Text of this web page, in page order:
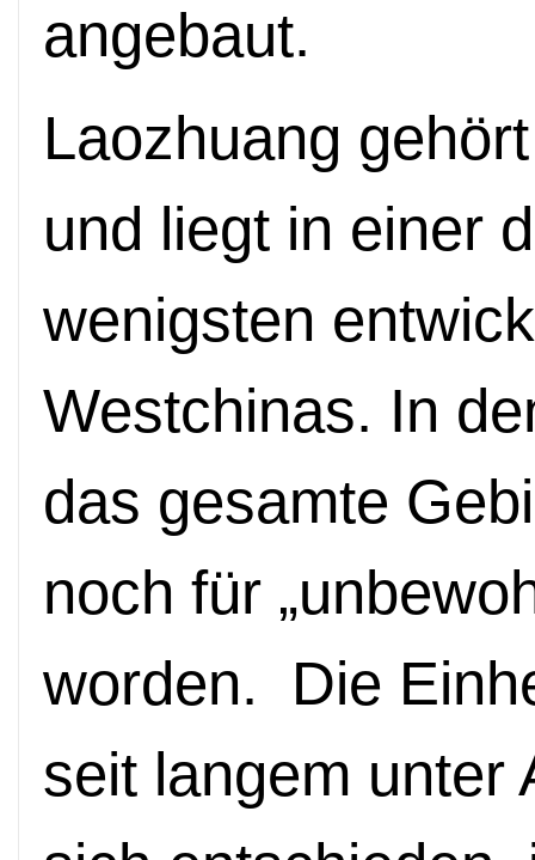
angebaut.
Laozhuang
und liegt in einer
wenigsten
Westchinas. In
das gesamte
noch für „
worden. Die
seit langem unter